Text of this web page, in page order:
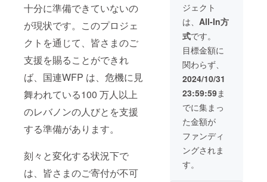
十分に準備できていないの
が現状です。このプロジェ
クトを通じて、皆さまのご
支援を賜ることができれ
ば、国連WFP は、危機に見
舞われている100 万人以上
のレバノンの人びとを支援
する準備があります。
刻々と変化する状況下で
は、皆さまのご寄付が不可
円/10,000
円/50,000
円/100,000円の
リターンは同じ
内容です。 ※領
収書が不要の方
は、その旨を備
考欄に入れてく
お願い申し上げ
ます。
ジェクト
は、 All-In方
式です。
目標金額に
関わらず、
2024/10/31
23:59:59ま
でに集まっ
た金額が
ファンディ
ングされま
す。